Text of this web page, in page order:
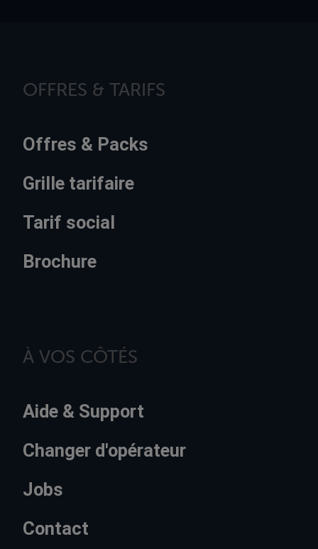
OFFRES & TARIFS
Offres & Packs
Grille tarifaire
Tarif social
Brochure
À VOS CÔTÉS
Aide & Support
Changer d'opérateur
Jobs
Contact